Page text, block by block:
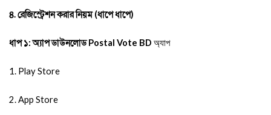
৪. রেজিস্ট্রেশন করার নিয়ম (ধাপে ধাপে)
ধাপ ১: অ্যাপ ডাউনলোডPostal Vote BD অ্যাপ
1. Play Store
2. App Store